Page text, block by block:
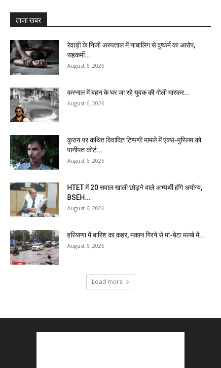
ताजा खबर
रेवाड़ी के निजी अस्पताल में नाबालिग से दुष्कर्म का आरोप,
सहकर्मी...
August 6, 2026
करनाल में बहन के घर जा रहे युवक की गोली मारकर...
August 6, 2026
कुरान पर कथित विवादित टिप्पणी मामले में एक्स-मुस्लिम को
पानीपत कोर्ट...
August 6, 2026
HTET में 20 सवाल खाली छोड़ने वाले अभ्यर्थी होंगे अयोग्य,
BSEH...
August 6, 2026
हरियाणा में बारिश का कहर, मकान गिरने से मां-बेटा मलबे में...
August 6, 2026
Load more